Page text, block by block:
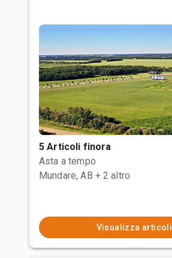
5 Articoli finora
Asta a tempo
Mundare, AB + 2 altro
Visualizza articoli